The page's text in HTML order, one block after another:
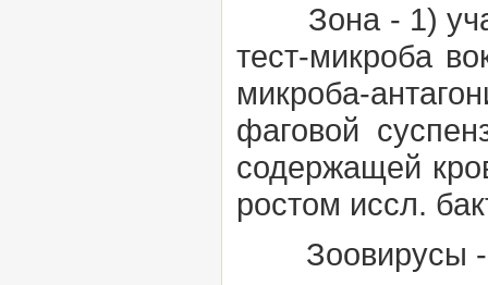
Зона - 1)
тест-микроба
микроба-
фаговой
содержащей
ростом иссл.
Зоовирусы